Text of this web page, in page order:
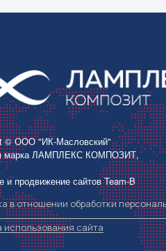
© ООО "ИК-Масловский"
марка ЛАМПЛЕКС КОМПОЗИТ,
и продвижение сайтовTeam-B
в отношении обработки
использования сайта